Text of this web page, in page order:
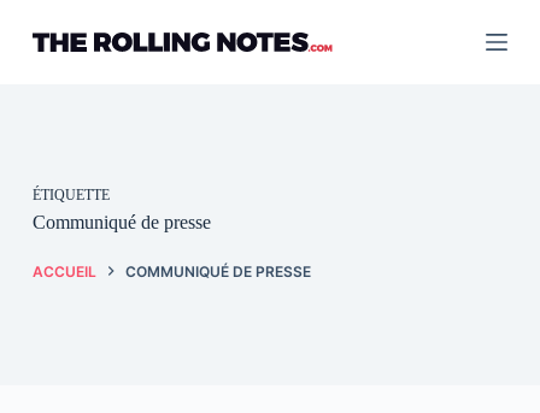
contenu
ÉTIQUETTE
Communiqué de presse
ACCUEIL COMMUNIQUÉ DE PRESSE